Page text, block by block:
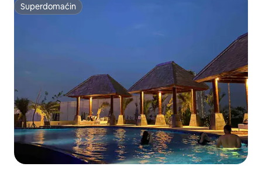
Superdomaćin
Superdomaćin